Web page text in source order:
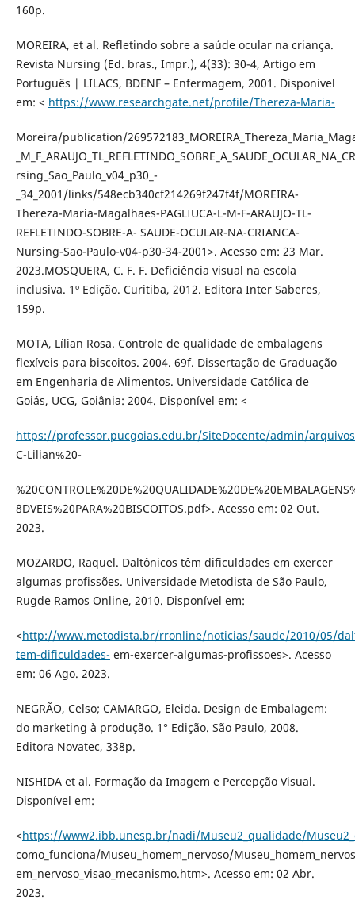
160p.
MOREIRA, et al. Refletindo sobre a saúde ocular na criança.
Revista Nursing (Ed. bras., Impr.), 4(33): 30-4, Artigo em
Português | LILACS, BDENF – Enfermagem, 2001. Disponível
em: < https://www.researchgate.net/profile/Thereza-Maria-
Moreira/publication/
rsing_Sao_Paulo_v04_p30_-
_34_2001/links/548ecb340cf214269f247f4f/MOREIRA-
Thereza-Maria-Magalhaes-PAGLIUCA-L-M-F-ARAUJO-TL-
REFLETINDO-SOBRE-A- SAUDE-OCULAR-NA-CRIANCA-
Nursing-Sao-Paulo-v04-p30-34-2001>. Acesso em: 23 Mar.
2023.MOSQUERA, C. F. F. Deficiência visual na escola
inclusiva. 1º Edição. Curitiba, 2012. Editora Inter Saberes,
159p.
MOTA, Lílian Rosa. Controle de qualidade de embalagens
flexíveis para biscoitos. 2004. 69f. Dissertação de Graduação
em Engenharia de Alimentos. Universidade Católica de
Goiás, UCG, Goiânia: 2004. Disponível em: <
https://professor.pucgoias.edu.br/SiteDocente/admin/
C-Lilian%20-
8DVEIS%20PARA%20BISCOITOS.pdf>. Acesso em: 02 Out.
2023.
MOZARDO, Raquel. Daltônicos têm dificuldades em exercer
algumas profissões. Universidade Metodista de São Paulo,
Rugde Ramos Online, 2010. Disponível em:
<http://www.metodista.br/rronline/noticias/saude/2010/05/
tem-dificuldades- em-exercer-algumas-profissoes>. Acesso
em: 06 Ago. 2023.
NEGRÃO, Celso; CAMARGO, Eleida. Design de Embalagem:
do marketing à produção. 1° Edição. São Paulo, 2008.
Editora Novatec, 338p.
NISHIDA et al. Formação da Imagem e Percepção Visual.
Disponível em:
<https://www2.ibb.unesp.br/nadi/Museu2_qualidade/
como_funciona/Museu_homem_nervoso/
em_nervoso_visao_mecanismo.htm>. Acesso em: 02 Abr.
2023.